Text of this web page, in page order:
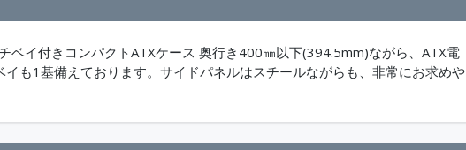
ベイ付きコンパクトATXケース 奥行き400㎜以下(394.5mm)ながら、ATX電
も1基備えております。サイドパネルはスチールながらも、非常にお求めや